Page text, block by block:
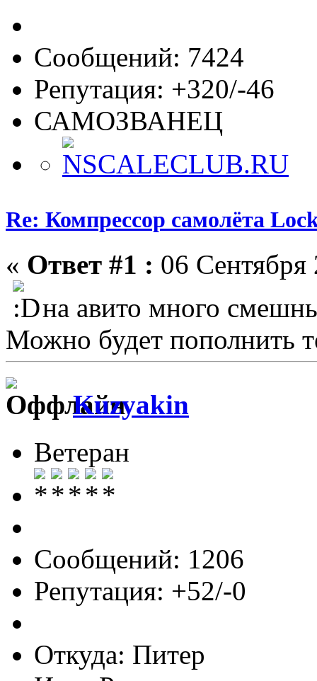
Сообщений: 7424
Репутация: +320/-46
САМОЗВАНЕЦ
Re: Компрессор самолёта
« Ответ #1 : 06
на авито много
Можно будет пополнить
Kuzyakin
Ветеран
Сообщений: 1206
Репутация: +52/-0
Откуда: Питер